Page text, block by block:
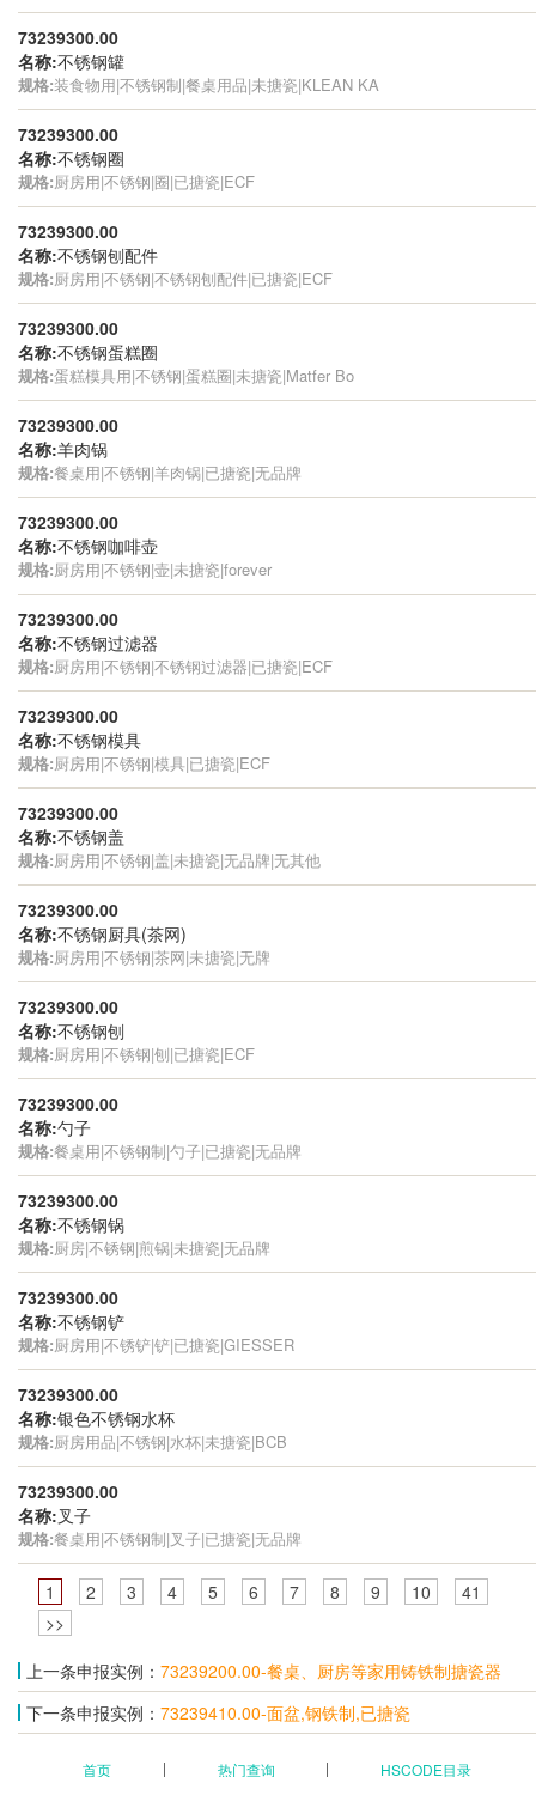
73239300.00
名称:不锈钢罐
规格:装食物用|不锈钢制|餐桌用品|未搪瓷|KLEAN KA
73239300.00
名称:不锈钢圈
规格:厨房用|不锈钢|圈|已搪瓷|ECF
73239300.00
名称:不锈钢刨配件
规格:厨房用|不锈钢|不锈钢刨配件|已搪瓷|ECF
73239300.00
名称:不锈钢蛋糕圈
规格:蛋糕模具用|不锈钢|蛋糕圈|未搪瓷|Matfer Bo
73239300.00
名称:羊肉锅
规格:餐桌用|不锈钢|羊肉锅|已搪瓷|无品牌
73239300.00
名称:不锈钢咖啡壶
规格:厨房用|不锈钢|壶|未搪瓷|forever
73239300.00
名称:不锈钢过滤器
规格:厨房用|不锈钢|不锈钢过滤器|已搪瓷|ECF
73239300.00
名称:不锈钢模具
规格:厨房用|不锈钢|模具|已搪瓷|ECF
73239300.00
名称:不锈钢盖
规格:厨房用|不锈钢|盖|未搪瓷|无品牌|无其他
73239300.00
名称:不锈钢厨具(茶网)
规格:厨房用|不锈钢|茶网|未搪瓷|无牌
73239300.00
名称:不锈钢刨
规格:厨房用|不锈钢|刨|已搪瓷|ECF
73239300.00
名称:勺子
规格:餐桌用|不锈钢制|勺子|已搪瓷|无品牌
73239300.00
名称:不锈钢锅
规格:厨房|不锈钢|煎锅|未搪瓷|无品牌
73239300.00
名称:不锈钢铲
规格:厨房用|不锈铲|铲|已搪瓷|GIESSER
73239300.00
名称:银色不锈钢水杯
规格:厨房用品|不锈钢|水杯|未搪瓷|BCB
73239300.00
名称:叉子
规格:餐桌用|不锈钢制|叉子|已搪瓷|无品牌
1 2 3 4 5 6 7 8 9 10
41
>>
上一条申报实例： 73239200.00-餐桌、厨房等家用铸铁制搪瓷器
下一条申报实例： 73239410.00-面盆,钢铁制,已搪瓷
首页 热门查询 HSCODE目录